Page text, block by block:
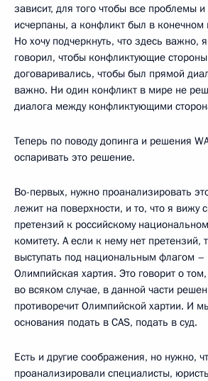
зависит, для того чтобы все проблемы
исчерпаны, а конфликт был в конечном
Но хочу подчеркнуть, что здесь важно,
говорил, чтобы конфликтующие
договаривались, чтобы был прямой
важно. Ни один конфликт в мире не
диалога между конфликтующими
Теперь по поводу допинга и решения
оспаривать это решение.
Во-первых, нужно проанализировать
лежит на поверхности, и то, что я вижу
претензий к российскому
комитету. А если к нему нет претензий,
выступать под национальным флагом –
Олимпийская хартия. Это говорит о
во всяком случае, в данной части
противоречит Олимпийской хартии. И
основания подать в CAS, подать в суд.
Есть и другие соображения, но нужно,
проанализировали специалисты,